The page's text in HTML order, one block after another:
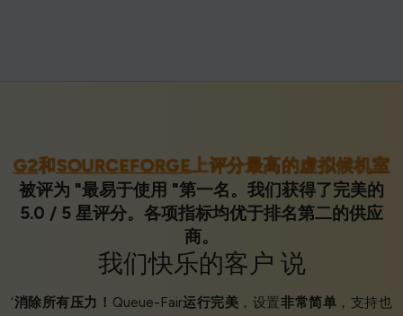
G2和SOURCEFORGE上评分最高的虚拟候机室
被评为 "最易于使用 "第一名。我们获得了完美的
5.0 / 5 星评分。各项指标均优于排名第二的供应
商。
我们快乐的客户 说
‘消除所有压力！ Queue-Fair运行完美 ，设置非常简单 ，支持也